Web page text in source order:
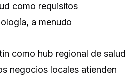
como requisitos
a menudo
como hub regional de salud
negocios locales atienden